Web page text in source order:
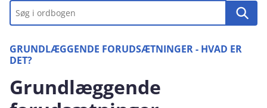
Nøgleord
GRUNDLÆGGENDE FORUDSÆTNINGER - HVAD ER
DET?
Grundlæggende